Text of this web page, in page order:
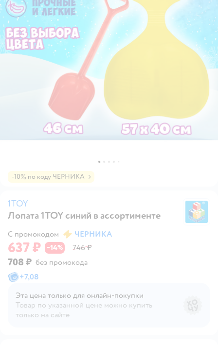
-10% по коду ЧЕРНИКА
1TOY
Лопата 1TOY синий в ассортименте
С промокодом
ЧЕРНИКА
637 ₽ −14% 746 ₽
708 ₽ без промокода
+7,08
Эта цена только для онлайн‑покупки
Товар по указанной цене можно купить
только на сайте